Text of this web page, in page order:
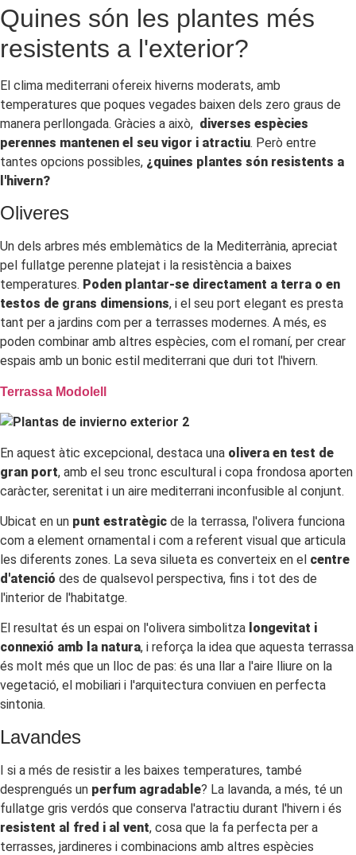
Quines són les plantes més
resistents a l'exterior?
El clima mediterrani ofereix hiverns moderats, amb
temperatures que poques vegades baixen dels zero graus de
manera perllongada. Gràcies a això, diverses espècies
perennes mantenen el seu vigor i atractiu. Però entre
tantes opcions possibles, ¿quines plantes són resistents a
l'hivern?
Oliveres
Un dels arbres més emblemàtics de la Mediterrània, apreciat
pel fullatge perenne platejat i la resistència a baixes
temperatures. Poden plantar-se directament a terra o en
testos de grans dimensions, i el seu port elegant es presta
tant per a jardins com per a terrasses modernes. A més, es
poden combinar amb altres espècies, com el romaní, per crear
espais amb un bonic estil mediterrani que duri tot l'hivern.
Terrassa Modolell
En aquest àtic excepcional, destaca una olivera en test de
gran port, amb el seu tronc escultural i copa frondosa aporten
caràcter, serenitat i un aire mediterrani inconfusible al conjunt.
Ubicat en un punt estratègic de la terrassa, l'olivera funciona
com a element ornamental i com a referent visual que articula
les diferents zones. La seva silueta es converteix en el centre
d'atenció des de qualsevol perspectiva, fins i tot des de
l'interior de l'habitatge.
El resultat és un espai on l'olivera simbolitza longevitat i
connexió amb la natura, i reforça la idea que aquesta terrassa
és molt més que un lloc de pas: és una llar a l'aire lliure on la
vegetació, el mobiliari i l'arquitectura conviuen en perfecta
sintonia.
Lavandes
I si a més de resistir a les baixes temperatures, també
desprengués un perfum agradable? La lavanda, a més, té un
fullatge gris verdós que conserva l'atractiu durant l'hivern i és
resistent al fred i al vent, cosa que la fa perfecta per a
terrasses, jardineres i combinacions amb altres espècies